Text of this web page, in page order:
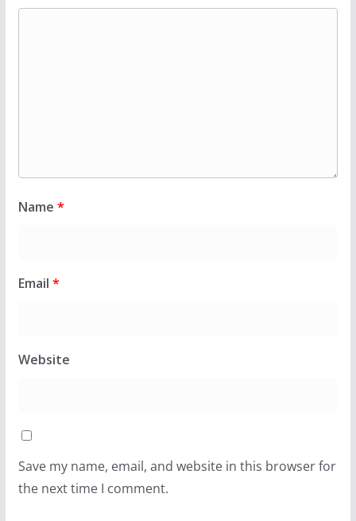
Name *
Email *
Website
Save my name, email, and website in this browser for
the next time I comment.